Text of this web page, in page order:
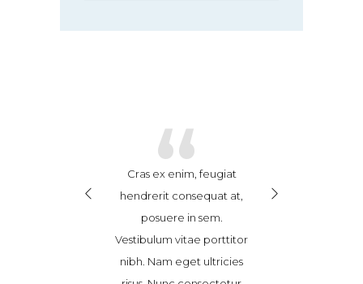
“
Cras ex enim, feugiat
hendrerit consequat at,
posuere in sem.
Vestibulum vitae porttitor
nibh. Nam eget ultricies